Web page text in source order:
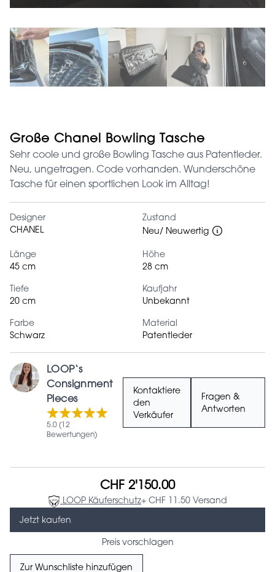
Große Chanel Bowling Tasche
Sehr coole und große Bowling Tasche aus Patentleder.
Neu, ungetragen. Code vorhanden. Wunderschöne
Tasche für einen sportlichen Look im Alltag!
Designer
CHANEL
Zustand
Neu/ Neuwertig
Länge
45 cm
Höhe
28 cm
Tiefe
20 cm
Kaufjahr
Unbekannt
Farbe
Schwarz
Material
Patentleder
LOOP‘s
Consignment
Pieces
5.0 (12
Bewertungen)
Kontaktiere
den
Verkäufer
Fragen &
Antworten
CHF 2'150.00
LOOP Käuferschutz+ CHF 11.50 Versand
Jetzt kaufen
Preis vorschlagen
Zur Wunschliste hinzufügen